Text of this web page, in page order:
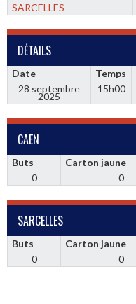
SARCELLES
DÉTAILS
Date Temps
28 septembre
2025
15h00
CAEN
Buts Carton jaune
0
0
SARCELLES
Buts Carton jaune
0
0